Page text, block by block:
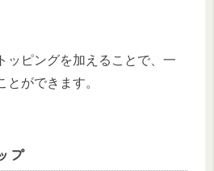
ッピングを加えることで、一
とができます。
プ